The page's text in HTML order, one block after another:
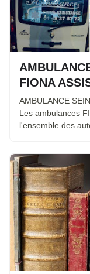
FIONA
AMBULANCE
Les ambulances
l'ensemble des